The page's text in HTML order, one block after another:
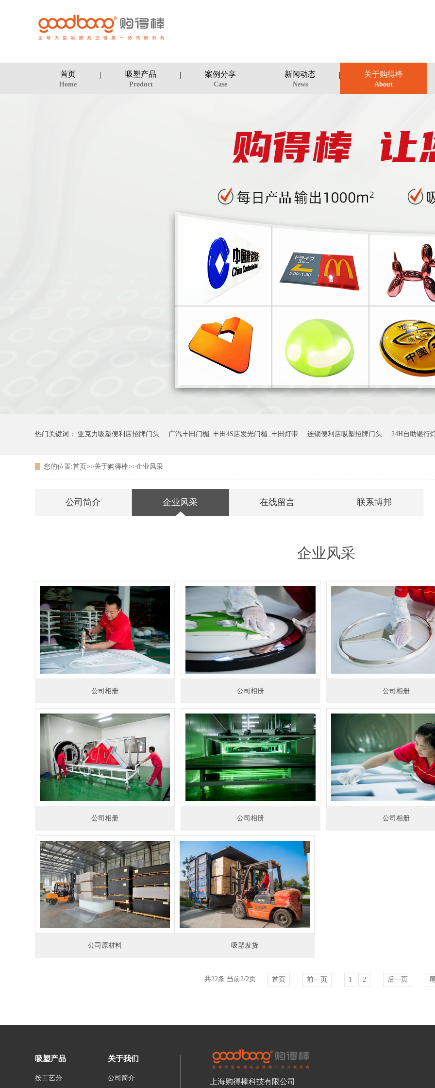
首页
Home
吸塑产品
Product
案例分享
Case
新闻动态
News
关于购得棒
About
热门关键词： 亚克力吸塑便利店招牌门头 广汽丰田门楣_丰田4S店发光门楣_丰田灯带 连锁便利店吸塑招牌门头 24H自助银行
您的位置:首页 >>关于购得棒>>企业风采
公司简介 企业风采 在线留言 联系博邦
企业风采
公司相册 公司相册 公司相册
公司相册 公司相册 公司相册
公司原材料 吸塑发货
共22条 当前2/2页 首页 前一页 1 2 后一页
吸塑产品
按工艺分
关于我们
公司简介 上海购得棒科技有限公司